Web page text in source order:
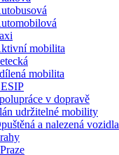
mobilita
mobilita
v dopravě
udržitelné mobility
a nalezená vozidla